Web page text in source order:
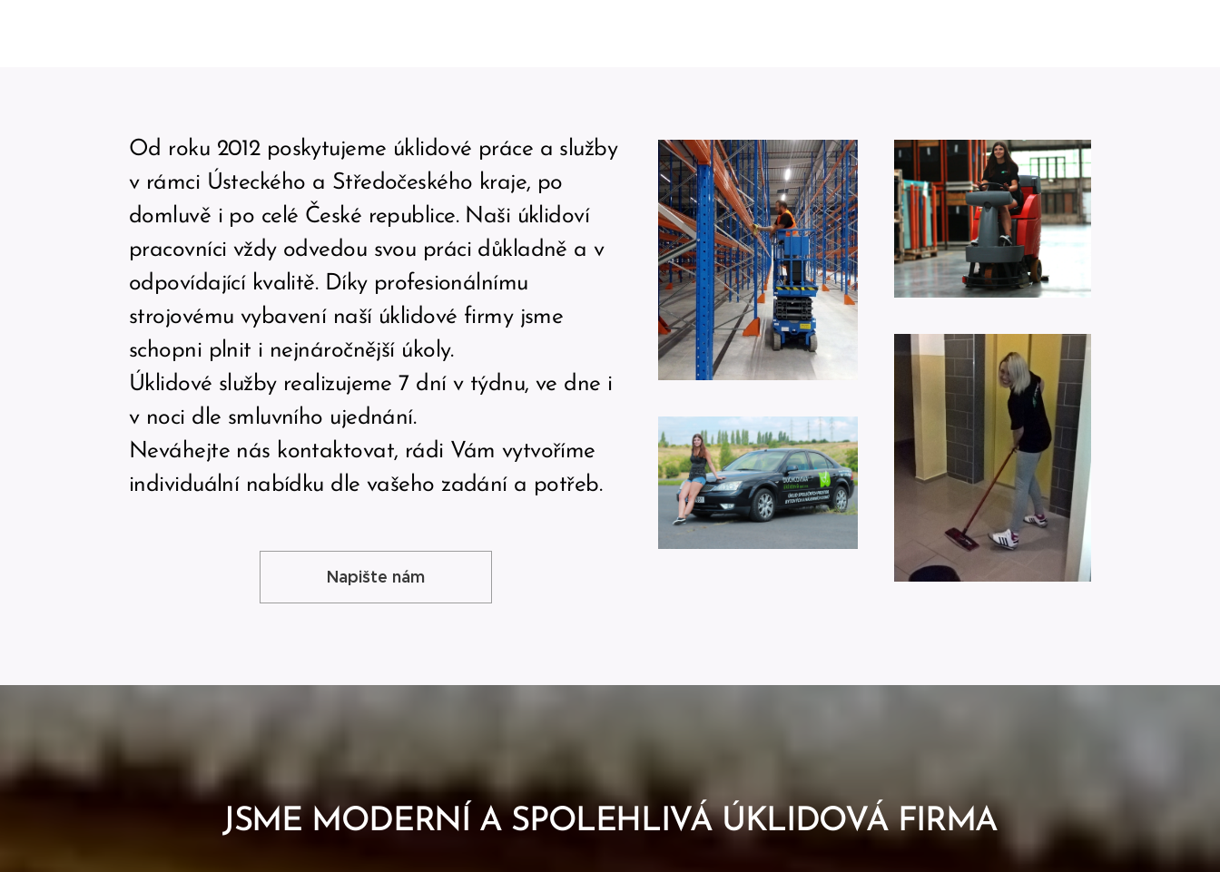
Od roku 2012 poskytujeme úklidové práce a služby
v rámci Ústeckého a Středočeského kraje, po
domluvě i po celé České republice. Naši úklidoví
pracovníci vždy odvedou svou práci důkladně a v
odpovídající kvalitě. Díky profesionálnímu
strojovému vybavení naší úklidové firmy jsme
schopni plnit i nejnáročnější úkoly.
Úklidové služby realizujeme 7 dní v týdnu, ve dne i
v noci dle smluvního ujednání.
Neváhejte nás kontaktovat, rádi Vám vytvoříme
individuální nabídku dle vašeho zadání a potřeb.
Napište nám
JSME MODERNÍ A SPOLEHLIVÁ ÚKLIDOVÁ FIRMA